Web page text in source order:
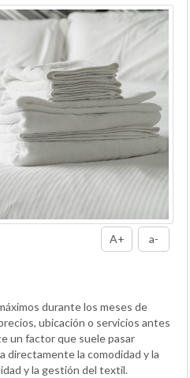
A+ a-
durante los meses de
ubicación o servicios antes
un factor que suele pasar
directamente la comodidad y la
y la gestión del textil.